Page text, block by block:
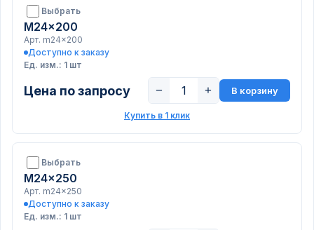
Выбрать
M24x200
Арт. m24x200
Доступно к заказу
Ед. изм.: 1 шт
Цена по запросу − + В корзину
Купить в 1 клик
Выбрать
M24x250
Арт. m24x250
Доступно к заказу
Ед. изм.: 1 шт